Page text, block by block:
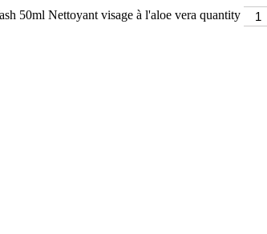
50ml Nettoyant visage à l'aloe vera quantity